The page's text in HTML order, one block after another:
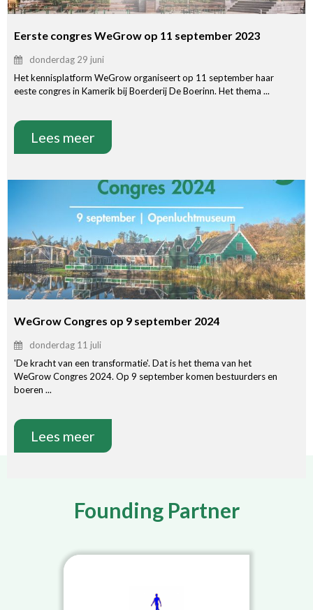
Eerste congres WeGrow op 11 september 2023
donderdag 29 juni
Het kennisplatform WeGrow organiseert op 11 september haar
eeste congres in Kamerik bij Boerderij De Boerinn. Het thema ...
Lees meer
WeGrow Congres op 9 september 2024
donderdag 11 juli
'De kracht van een transformatie'. Dat is het thema van het
WeGrow Congres 2024. Op 9 september komen bestuurders en
boeren ...
Lees meer
Founding Partner